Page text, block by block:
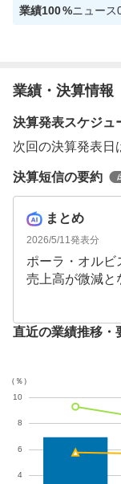
業績100%ニュース
業績・決算情報
決算発表スケジュ
次回の決算発表日
決算短信の要約
まとめ
2026/5/11発表分
ポーラ・オルビ
売上高が微減と
替差益により
調や海外事業の
置かれており
直近の業績推移・